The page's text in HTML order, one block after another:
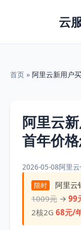
云
首页 » 阿里云新用户
阿里云
首年价
2026-05-08阿里
限时 阿里云
1009元 →99
2核2G68元/